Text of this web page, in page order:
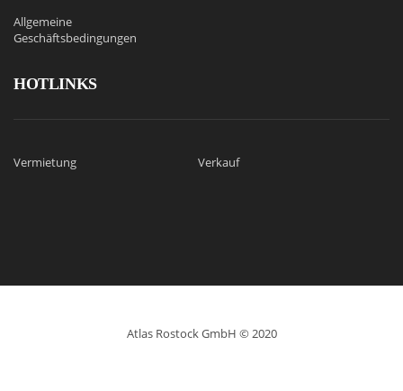
Allgemeine
Geschäftsbedingungen
HOTLINKS
Vermietung Verkauf
Atlas Rostock GmbH © 2020